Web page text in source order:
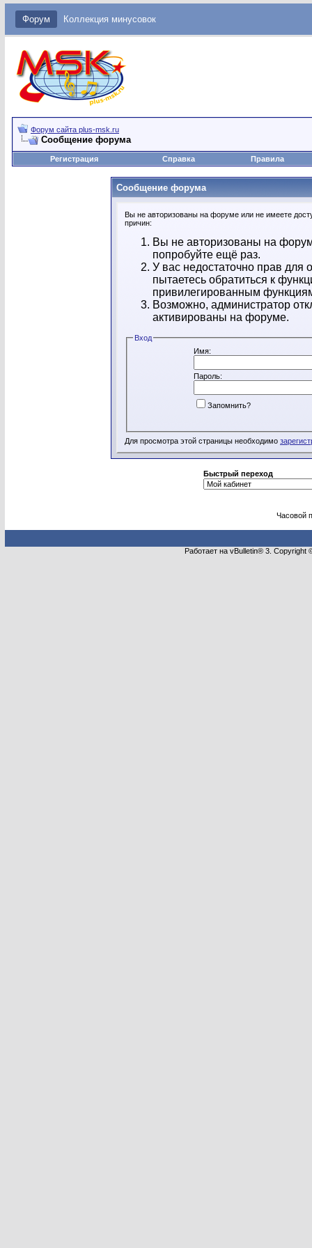
Форум Коллекция минусовок
Форум сайта plus-msk.ru
Сообщение форума
Регистрация Справка Правила
Сообщение форума
Вы не авторизованы на форуме или не имеете
причин:
Вы не авторизованы на
попробуйте ещё раз.
У вас недостаточно прав
пытаетесь обратиться к
привилегированным
Возможно, администратор
активированы на форуме.
Вход
Имя:
Пароль:
Запомнить?
Для просмотра этой страницы необходимо
Быстрый переход
Часовой
Работает на vBulletin® 3.